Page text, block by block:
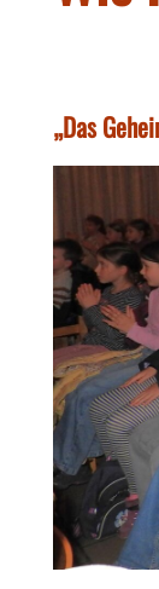
„Das